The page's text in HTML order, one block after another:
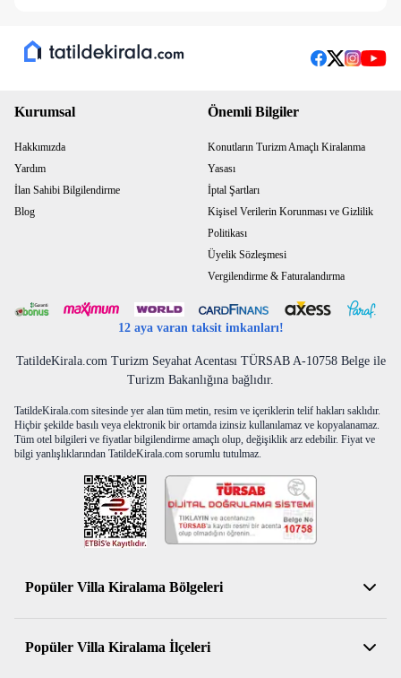
Kurumsal
Hakkımızda
Yardım
İlan Sahibi Bilgilendirme
Blog
Önemli Bilgiler
Konutların Turizm Amaçlı Kiralanma
Yasası
İptal Şartları
Kişisel Verilerin Korunması ve Gizlilik
Politikası
Üyelik Sözleşmesi
Vergilendirme & Faturalandırma
12 aya varan taksit imkanları!
TatildeKirala.com Turizm Seyahat Acentası TÜRSAB A-10758 Belge ile
Turizm Bakanlığına bağlıdır.
TatildeKirala.com sitesinde yer alan tüm metin, resim ve içeriklerin telif hakları saklıdır.
Hiçbir şekilde basılı veya elektronik bir ortamda izinsiz kullanılamaz ve kopyalanamaz.
Tüm otel bilgileri ve fiyatlar bilgilendirme amaçlı olup, değişiklik arz edebilir. Fiyat ve
bilgi yanlışlıklarından TatildeKirala.com sorumlu tutulmaz.
Popüler Villa Kiralama Bölgeleri
Antalya Kiralık Villa
Muğla Kiralık Villa
Popüler Villa Kiralama İlçeleri